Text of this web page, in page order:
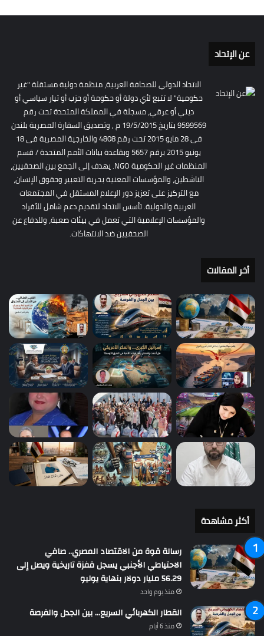
عن الإتحاد
الاتحاد الدولي للصحافة العربية، منظمة دولية مستقلة "غير
حكومية" لا تتبع لأي دولة أو حكومة أو حزب أو تيار سياسي أو
ديني أو عرقي، مسجلة في المملكة المتحدة تحت رقم
9599569 بتاريخ 19/5/2015 م , وتصديق السفارة المصرية بلندن
فى 28 مايو 2015 تحت رقم 4808 والخارجية المصرية فى 18
يونيو 2015 برقم 5657 وبقاعدة بيانات الأمم المتحدة / قسم
المنظمات غير الحكومية NGO. يهدف إلى الجمع بين الصحفيين،
الناشطين، والمؤسسات المعنية بحرية التعبير وحقوق الإنسان،
مع التركيز على تعزيز دور الإعلام المستقل في المجتمعات
العربية والدولية. تأسس الاتحاد لتقديم دعم شامل للأفراد
والمؤسسات الإعلامية التي تعمل في بيئات صعبة، وللدفاع عن
الصحفيين ضد الانتهاكات.
أخر المقالات
أكثر مشاهدة
رسالة قوة من الاقتصاد المصري.. صافي
الاحتياطي الأجنبي يسجل قفزة تاريخية ويصل إلى
56.29 مليار دولار بنهاية يوليو
منذ يوم واحد
القطار الكهربائي السريع… بين الجدل والفرصة
منذ 6 أيام